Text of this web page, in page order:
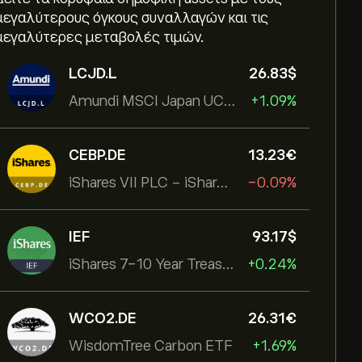
όγκους συναλλαγών και τις
μεταβολές τιμών.
LCJD.L
Amundi MSCI Japan UCITS ETF Acc
26.83‎$‎
+1.09%
CEBP.DE
iShares VII PLC - iShares MSCI EMU USD Hedged UCITS ETF
13.23‎€‎
-0.09%
IEF
iShares 7-10 Year Treasury Bond ETF
93.17‎$‎
+0.24%
WCO2.DE
WisdomTree Carbon ETF
26.31‎€‎
+1.69%